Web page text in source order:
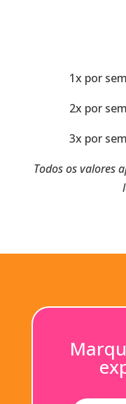
1x por
2x por
3x por
Todos os valores